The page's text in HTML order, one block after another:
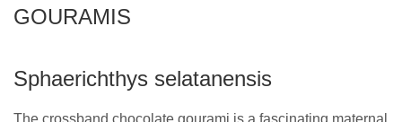
GOURAMIS
Sphaerichthys selatanensis
The crossband chocolate gourami is a fascinating maternal